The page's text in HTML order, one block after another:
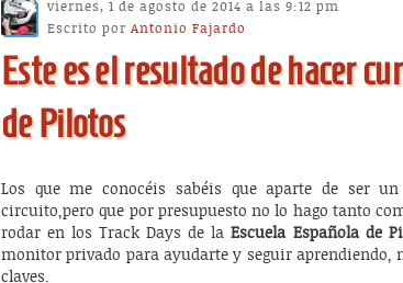
Este es el resultado de hacer
de Pilotos
viernes, 1 de agosto de 2014 a las 9:12 pm
Escrito por Antonio Fajardo
Los que me conocéis sabéis que aparte de ser
circuito,pero que por presupuesto no lo hago tanto
rodar en los Track Days de laEscuela Española de
monitor privado para ayudarte y seguir aprendiendo,
claves.